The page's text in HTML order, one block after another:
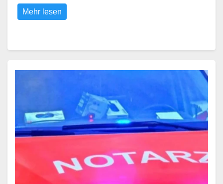
Mehr lesen